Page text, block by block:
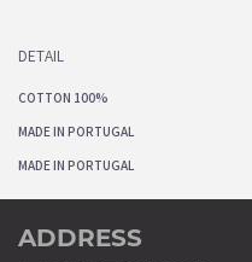
DETAIL
COTTON 100%
MADE IN PORTUGAL
MADE IN PORTUGAL
ADDRESS